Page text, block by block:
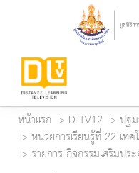
หน้าแรก DLTV12
ปฐ
หน่วยการเรียนรู้ที่ 22 เท
รายการ กิจกรรมเสริมปร